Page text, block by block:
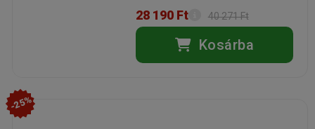
28 190 Ft 40 271 Ft
Kosárba
-25%